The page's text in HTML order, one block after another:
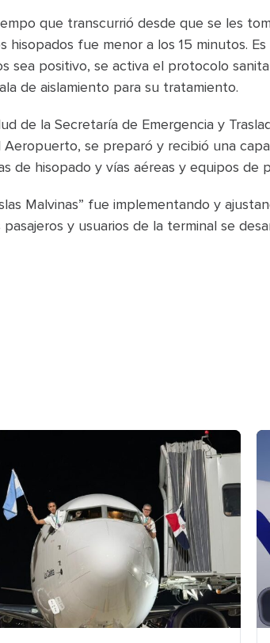
que transcurrió desde que se les
fue menor a los 15 minutos.
sea positivo, se activa el protocolo
de aislamiento para su tratamiento.
de la Secretaría de Emergencia y
se preparó y recibió una
de hisopado y vías aéreas y equipos de
Malvinas” fue implementando y
y usuarios de la terminal se